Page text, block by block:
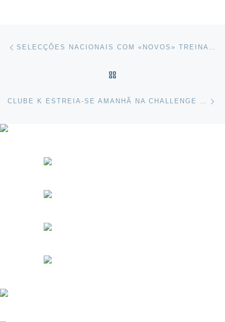
Post navigation SELECÇÕES NACIONAIS COM «NOVOS» TREINADORES
CLUBE K ESTREIA-SE AMANHÃ NA CHALLENGE CUP